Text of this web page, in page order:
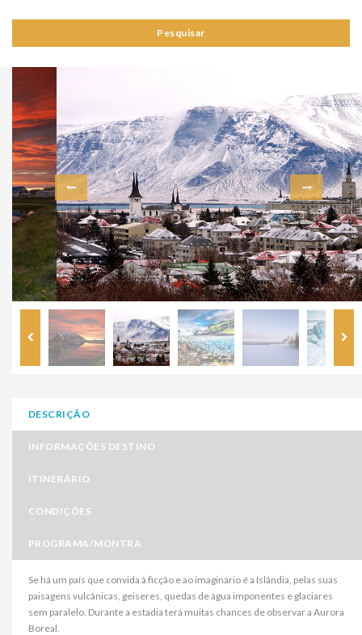
Pesquisar
DESCRIÇÃO
INFORMAÇÕES DESTINO
ITINERÁRIO
CONDIÇÕES
PROGRAMA/MONTRA
Se há um país que convida à ficção e ao imaginário é a Islândia, pelas suas
paisagens vulcânicas, geiseres, quedas de água imponentes e glaciares
sem paralelo. Durante a estadia terá muitas chances de observar a Aurora
Boreal.